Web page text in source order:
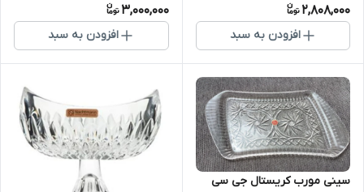
2,808,000
افزودن به سبد
3,000,000
افزودن به سبد
سینی مورب کریستال جی سی